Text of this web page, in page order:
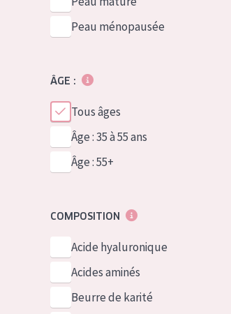
Peau ménopausée
ÂGE :
Tous âges
Âge : 35 à 55 ans
Âge : 55+
COMPOSITION
Acide hyaluronique
Acides aminés
Beurre de karité